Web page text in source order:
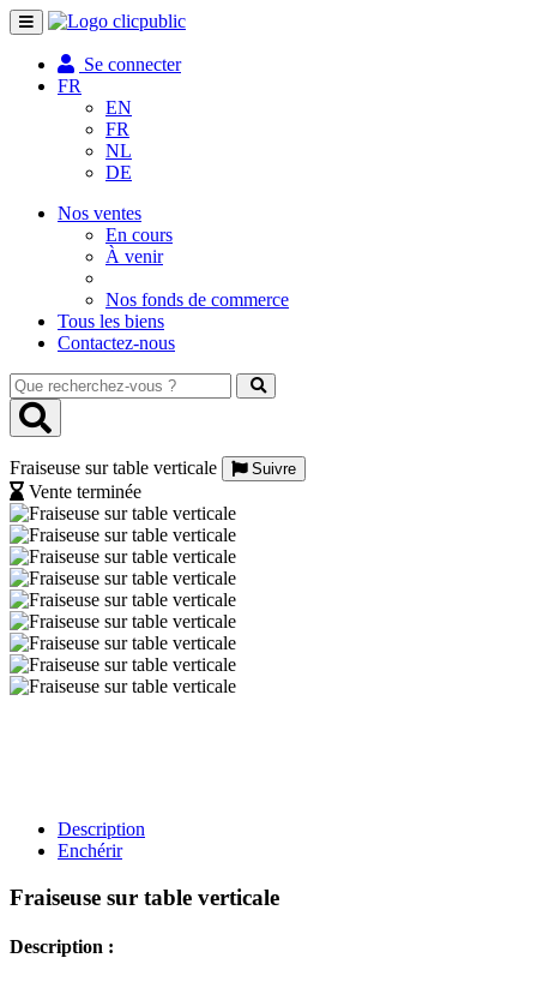
Toggle
navigation
Se connecter
FR
EN
FR
NL
DE
Nos ventes
En cours
À venir
Nos fonds de commerce
Tous les biens
Contactez-nous
Que
recherchez-
vous
Fraiseuse sur table verticale
Suivre
Vente terminée
Description
Enchérir
Fraiseuse sur table verticale
Description :